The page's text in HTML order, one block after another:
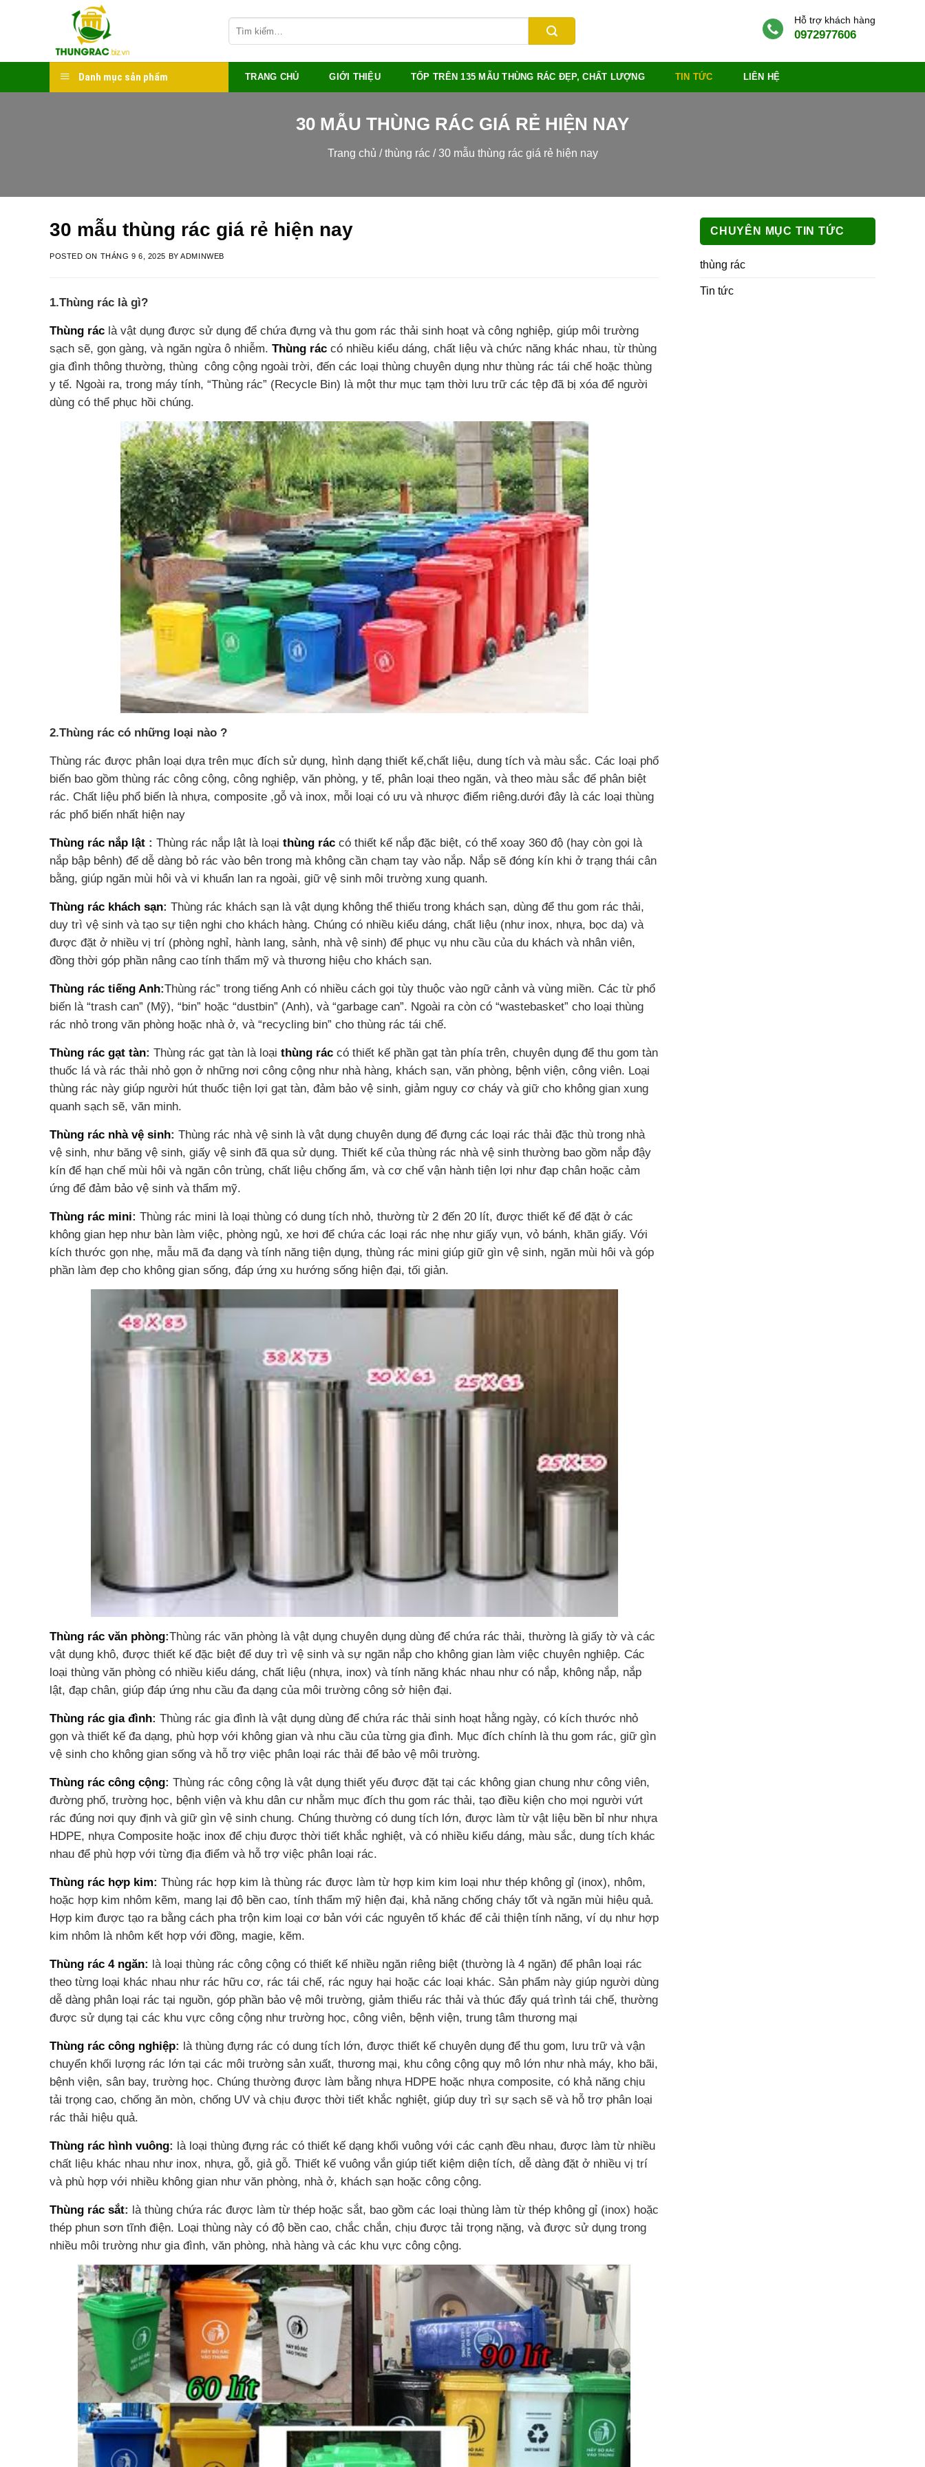
kiếm:
Hỗ trợ khách hàng
0972977606
Danh mục sản phẩm TRANG CHỦ GIỚI THIỆU TỐP TRÊN 135 MẪU THÙNG RÁC ĐẸP, CHẤT LƯỢNG TIN TỨC LIÊN HỆ
30 MẪU THÙNG RÁC GIÁ RẺ HIỆN NAY
Trang chủ /thùng rác/30 mẫu thùng rác giá rẻ hiện nay
30 mẫu thùng rác giá rẻ hiện nay
POSTED ON THÁNG 9 6, 2025 BYADMINWEB
1.Thùng rác là gì?
Thùng rác là vật dụng được sử dụng để chứa đựng và thu gom rác thải sinh hoạt và công nghiệp, giúp môi trường
sạch sẽ, gọn gàng, và ngăn ngừa ô nhiễm. Thùng rác có nhiều kiểu dáng, chất liệu và chức năng khác nhau, từ thùng
gia đình thông thường, thùng công cộng ngoài trời, đến các loại thùng chuyên dụng như thùng rác tái chế hoặc thùng
y tế. Ngoài ra, trong máy tính, “Thùng rác” (Recycle Bin) là một thư mục tạm thời lưu trữ các tệp đã bị xóa để người
dùng có thể phục hồi chúng.
2.Thùng rác có những loại nào ?
Thùng rác được phân loại dựa trên mục đích sử dụng, hình dạng thiết kế,chất liệu, dung tích và màu sắc. Các loại phổ
biến bao gồm thùng rác công cộng, công nghiệp, văn phòng, y tế, phân loại theo ngăn, và theo màu sắc để phân biệt
rác. Chất liệu phổ biến là nhựa, composite ,gỗ và inox, mỗi loại có ưu và nhược điểm riêng.dưới đây là các loại thùng
rác phổ biến nhất hiện nay
Thùng rác nắp lật : Thùng rác nắp lật là loại thùng rác có thiết kế nắp đặc biệt, có thể xoay 360 độ (hay còn gọi là
nắp bập bênh) để dễ dàng bỏ rác vào bên trong mà không cần chạm tay vào nắp. Nắp sẽ đóng kín khi ở trạng thái cân
bằng, giúp ngăn mùi hôi và vi khuẩn lan ra ngoài, giữ vệ sinh môi trường xung quanh.
Thùng rác khách sạn: Thùng rác khách sạn là vật dụng không thể thiếu trong khách sạn, dùng để thu gom rác thải,
duy trì vệ sinh và tạo sự tiện nghi cho khách hàng. Chúng có nhiều kiểu dáng, chất liệu (như inox, nhựa, bọc da) và
được đặt ở nhiều vị trí (phòng nghỉ, hành lang, sảnh, nhà vệ sinh) để phục vụ nhu cầu của du khách và nhân viên,
đồng thời góp phần nâng cao tính thẩm mỹ và thương hiệu cho khách sạn.
Thùng rác tiếng Anh:Thùng rác” trong tiếng Anh có nhiều cách gọi tùy thuộc vào ngữ cảnh và vùng miền. Các từ phổ
biến là “trash can” (Mỹ), “bin” hoặc “dustbin” (Anh), và “garbage can”. Ngoài ra còn có “wastebasket” cho loại thùng
rác nhỏ trong văn phòng hoặc nhà ở, và “recycling bin” cho thùng rác tái chế.
Thùng rác gạt tàn: Thùng rác gạt tàn là loại thùng rác có thiết kế phần gạt tàn phía trên, chuyên dụng để thu gom tàn
thuốc lá và rác thải nhỏ gọn ở những nơi công cộng như nhà hàng, khách sạn, văn phòng, bệnh viện, công viên. Loại
thùng rác này giúp người hút thuốc tiện lợi gạt tàn, đảm bảo vệ sinh, giảm nguy cơ cháy và giữ cho không gian xung
quanh sạch sẽ, văn minh.
Thùng rác nhà vệ sinh: Thùng rác nhà vệ sinh là vật dụng chuyên dụng để đựng các loại rác thải đặc thù trong nhà
vệ sinh, như băng vệ sinh, giấy vệ sinh đã qua sử dụng. Thiết kế của thùng rác nhà vệ sinh thường bao gồm nắp đậy
kín để hạn chế mùi hôi và ngăn côn trùng, chất liệu chống ẩm, và cơ chế vận hành tiện lợi như đạp chân hoặc cảm
ứng để đảm bảo vệ sinh và thẩm mỹ.
Thùng rác mini: Thùng rác mini là loại thùng có dung tích nhỏ, thường từ 2 đến 20 lít, được thiết kế để đặt ở các
không gian hẹp như bàn làm việc, phòng ngủ, xe hơi để chứa các loại rác nhẹ như giấy vụn, vỏ bánh, khăn giấy. Với
kích thước gọn nhẹ, mẫu mã đa dạng và tính năng tiện dụng, thùng rác mini giúp giữ gìn vệ sinh, ngăn mùi hôi và góp
phần làm đẹp cho không gian sống, đáp ứng xu hướng sống hiện đại, tối giản.
Thùng rác văn phòng:Thùng rác văn phòng là vật dụng chuyên dụng dùng để chứa rác thải, thường là giấy tờ và các
vật dụng khô, được thiết kế đặc biệt để duy trì vệ sinh và sự ngăn nắp cho không gian làm việc chuyên nghiệp. Các
loại thùng văn phòng có nhiều kiểu dáng, chất liệu (nhựa, inox) và tính năng khác nhau như có nắp, không nắp, nắp
lật, đạp chân, giúp đáp ứng nhu cầu đa dạng của môi trường công sở hiện đại.
Thùng rác gia đình: Thùng rác gia đình là vật dụng dùng để chứa rác thải sinh hoạt hằng ngày, có kích thước nhỏ
gọn và thiết kế đa dạng, phù hợp với không gian và nhu cầu của từng gia đình. Mục đích chính là thu gom rác, giữ gìn
vệ sinh cho không gian sống và hỗ trợ việc phân loại rác thải để bảo vệ môi trường.
Thùng rác công cộng: Thùng rác công cộng là vật dụng thiết yếu được đặt tại các không gian chung như công viên,
đường phố, trường học, bệnh viện và khu dân cư nhằm mục đích thu gom rác thải, tạo điều kiện cho mọi người vứt
rác đúng nơi quy định và giữ gìn vệ sinh chung. Chúng thường có dung tích lớn, được làm từ vật liệu bền bỉ như nhựa
HDPE, nhựa Composite hoặc inox để chịu được thời tiết khắc nghiệt, và có nhiều kiểu dáng, màu sắc, dung tích khác
nhau để phù hợp với từng địa điểm và hỗ trợ việc phân loại rác.
Thùng rác hợp kim: Thùng rác hợp kim là thùng rác được làm từ hợp kim kim loại như thép không gỉ (inox), nhôm,
hoặc hợp kim nhôm kẽm, mang lại độ bền cao, tính thẩm mỹ hiện đại, khả năng chống cháy tốt và ngăn mùi hiệu quả.
Hợp kim được tạo ra bằng cách pha trộn kim loại cơ bản với các nguyên tố khác để cải thiện tính năng, ví dụ như hợp
kim nhôm là nhôm kết hợp với đồng, magie, kẽm.
Thùng rác 4 ngăn: là loại thùng rác công cộng có thiết kế nhiều ngăn riêng biệt (thường là 4 ngăn) để phân loại rác
theo từng loại khác nhau như rác hữu cơ, rác tái chế, rác nguy hại hoặc các loại khác. Sản phẩm này giúp người dùng
dễ dàng phân loại rác tại nguồn, góp phần bảo vệ môi trường, giảm thiểu rác thải và thúc đẩy quá trình tái chế, thường
được sử dụng tại các khu vực công cộng như trường học, công viên, bệnh viện, trung tâm thương mại
Thùng rác công nghiệp: là thùng đựng rác có dung tích lớn, được thiết kế chuyên dụng để thu gom, lưu trữ và vận
chuyển khối lượng rác lớn tại các môi trường sản xuất, thương mại, khu công cộng quy mô lớn như nhà máy, kho bãi,
bệnh viện, sân bay, trường học. Chúng thường được làm bằng nhựa HDPE hoặc nhựa composite, có khả năng chịu
tải trọng cao, chống ăn mòn, chống UV và chịu được thời tiết khắc nghiệt, giúp duy trì sự sạch sẽ và hỗ trợ phân loại
rác thải hiệu quả.
Thùng rác hình vuông: là loại thùng đựng rác có thiết kế dạng khối vuông với các cạnh đều nhau, được làm từ nhiều
chất liệu khác nhau như inox, nhựa, gỗ, giả gỗ. Thiết kế vuông vắn giúp tiết kiệm diện tích, dễ dàng đặt ở nhiều vị trí
và phù hợp với nhiều không gian như văn phòng, nhà ở, khách sạn hoặc công cộng.
Thùng rác sắt: là thùng chứa rác được làm từ thép hoặc sắt, bao gồm các loại thùng làm từ thép không gỉ (inox) hoặc
thép phun sơn tĩnh điện. Loại thùng này có độ bền cao, chắc chắn, chịu được tải trọng nặng, và được sử dụng trong
nhiều môi trường như gia đình, văn phòng, nhà hàng và các khu vực công cộng.
CHUYÊN MỤC TIN TỨC
thùng rác
Tin tức